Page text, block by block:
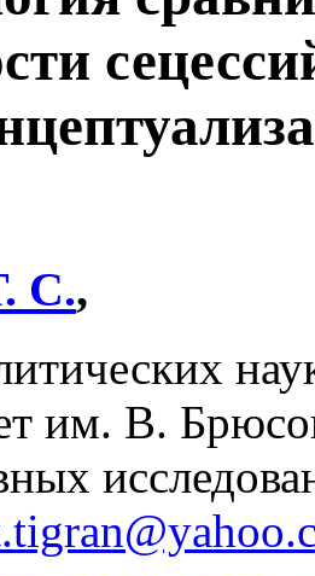
С.,
им. В.